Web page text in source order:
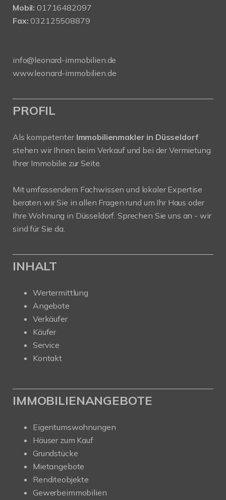
Mobil: 01716482097
Fax: 032125508879
info@leonard-immobilien.de
www.leonard-immobilien.de
PROFIL
Als kompetenter Immobilienmakler in Düsseldorf
stehen wir Ihnen beim Verkauf und bei der Vermietung
Ihrer Immobilie zur Seite.
Mit umfassendem Fachwissen und lokaler Expertise
beraten wir Sie in allen Fragen rund um Ihr Haus oder
Ihre Wohnung in Düsseldorf. Sprechen Sie uns an - wir
sind für Sie da.
INHALT
Wertermittlung
Angebote
Verkäufer
Käufer
Service
Kontakt
IMMOBILIENANGEBOTE
Eigentumswohnungen
Häuser zum Kauf
Grundstücke
Mietangebote
Renditeobjekte
Gewerbeimmobilien